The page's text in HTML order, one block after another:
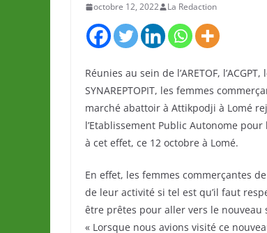
octobre 12, 2022 La Redaction
Réunies au sein de l’ARETOF,
SYNAREPTOPIT, les femmes
marché abattoir à Attikpodji à Lomé
l’Etablissement Public Autonome
à cet effet, ce 12 octobre à Lomé.
En effet, les femmes commerçantes
de leur activité si tel est qu’il faut
être prêtes pour aller vers le nouveau
« Lorsque nous avions visité ce